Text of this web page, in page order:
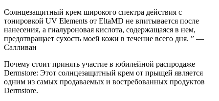
Солнцезащитный крем широкого спектра действия с
тонировкой UV Elements от EltaMD не впитывается после
нанесения, а гиалуроновая кислота, содержащаяся в нем,
предотвращает сухость моей кожи в течение всего дня. ” —
Салливан
Почему стоит принять участие в юбилейной распродаже
Dermstore: Этот солнцезащитный крем от прыщей является
одним из самых продаваемых и востребованных продуктов
Dermstore.